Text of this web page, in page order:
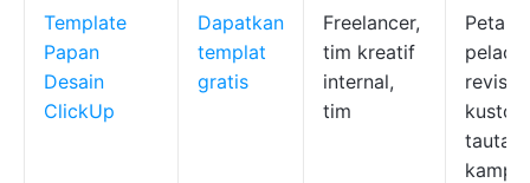
Template
Papan
Desain
ClickUp
Dapatkan
templat
gratis
Freelancer,
tim kreatif
internal,
tim
Peta
revisi,
tautan